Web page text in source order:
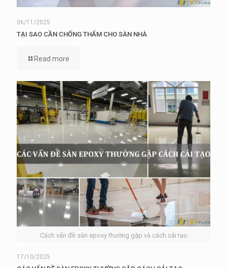
06/11/2025
TẠI SAO CẦN CHỐNG THẤM CHO SÀN NHÀ
Read more
Cách vấn đề sàn epoxy thường gặp và cách cải tạo
17/10/2025